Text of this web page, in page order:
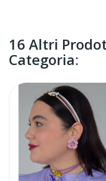
16 Altri
Categoria: